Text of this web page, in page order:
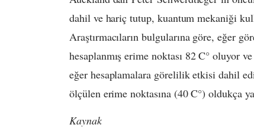
dahil ve hariç tutup, kuantum mekaniği
Araştırmacıların bulgularına göre, eğer
hesaplanmış erime noktası 82 C° oluyor
eğer hesaplamalara görelilik etkisi dahil
ölçülen erime noktasına (40 C°) oldukça
Kaynak